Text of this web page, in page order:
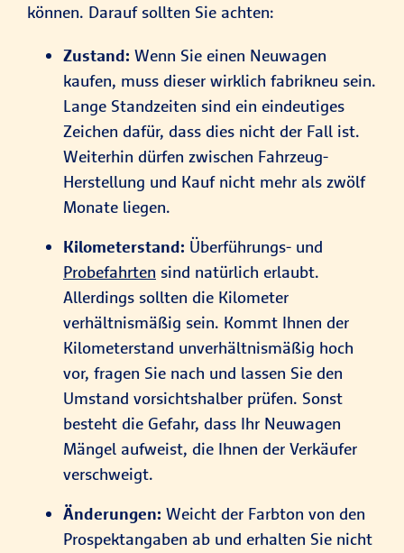
können. Darauf sollten Sie achten:
Zustand: Wenn Sie einen Neuwagen
kaufen, muss dieser wirklich fabrikneu sein.
Lange Standzeiten sind ein eindeutiges
Zeichen dafür, dass dies nicht der Fall ist.
Weiterhin dürfen zwischen Fahrzeug-
Herstellung und Kauf nicht mehr als zwölf
Monate liegen.
Kilometerstand: Überführungs- und
Probefahrten sind natürlich erlaubt.
Allerdings sollten die Kilometer
verhältnismäßig sein. Kommt Ihnen der
Kilometerstand unverhältnismäßig hoch
vor, fragen Sie nach und lassen Sie den
Umstand vorsichtshalber prüfen. Sonst
besteht die Gefahr, dass Ihr Neuwagen
Mängel aufweist, die Ihnen der Verkäufer
verschweigt.
Änderungen: Weicht der Farbton von den
Prospektangaben ab und erhalten Sie nicht